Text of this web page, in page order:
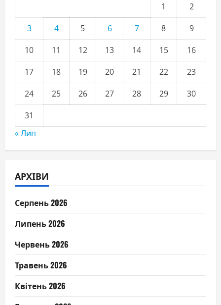
1
2
3
4 5 6 7 8
9
10
11 12 13 14 15
16
17
18 19 20 21 22
23
24
25 26 27 28 29
30
31
« Лип
АРХІВИ
Серпень 2026
Липень 2026
Червень 2026
Травень 2026
Квітень 2026